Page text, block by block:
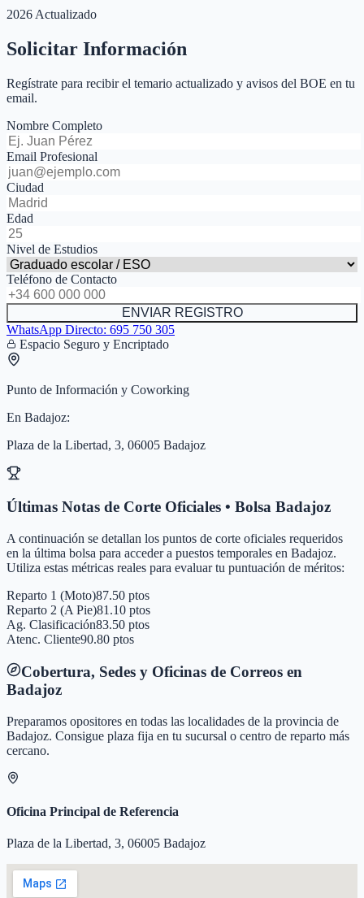
2026 Actualizado
Solicitar Información
Regístrate para recibir el temario actualizado y avisos del BOE en tu
email.
Nombre Completo
Email Profesional
Ciudad
Edad
Nivel de Estudios
Teléfono de Contacto
ENVIAR REGISTRO
WhatsApp Directo: 695 750 305
Espacio Seguro y Encriptado
Punto de Información y Coworking
En Badajoz:
Plaza de la Libertad, 3, 06005 Badajoz
Últimas Notas de Corte Oficiales • Bolsa Badajoz
A continuación se detallan los puntos de corte oficiales requeridos
en la última bolsa para acceder a puestos temporales en Badajoz.
Utiliza estas métricas reales para evaluar tu puntuación de méritos:
Reparto 1 (Moto)87.50 ptos
Reparto 2 (A Pie)81.10 ptos
Ag. Clasificación83.50 ptos
Atenc. Cliente90.80 ptos
Cobertura, Sedes y Oficinas de Correos en
Badajoz
Preparamos opositores en todas las localidades de la provincia de
Badajoz. Consigue plaza fija en tu sucursal o centro de reparto más
cercano.
Oficina Principal de Referencia
Plaza de la Libertad, 3, 06005 Badajoz